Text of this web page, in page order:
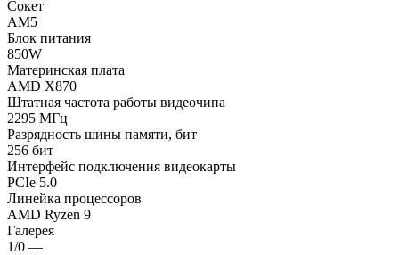
Сокет
AM5
Блок питания
850W
Материнская плата
AMD X870
Штатная частота работы видеочипа
2295 МГц
Разрядность шины памяти, бит
256 бит
Интерфейс подключения видеокарты
PCIe 5.0
Линейка процессоров
AMD Ryzen 9
Галерея
1/0 —